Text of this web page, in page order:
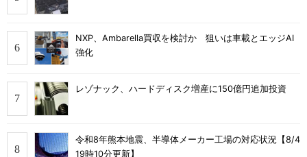
NXP、Ambarella買収を検討か 狙いは車載とエッジAI
強化
レゾナック、ハードディスク増産に150億円追加投資
令和8年熊本地震、半導体メーカー工場の対応状況【8/4
19時10分更新】